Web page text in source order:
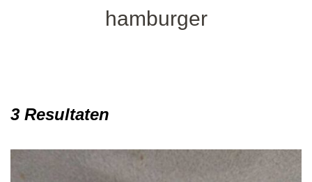
hamburger
3 Resultaten